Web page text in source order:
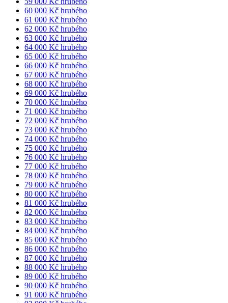
60 000 Kč hrubého
61 000 Kč hrubého
62 000 Kč hrubého
63 000 Kč hrubého
64 000 Kč hrubého
65 000 Kč hrubého
66 000 Kč hrubého
67 000 Kč hrubého
68 000 Kč hrubého
69 000 Kč hrubého
70 000 Kč hrubého
71 000 Kč hrubého
72 000 Kč hrubého
73 000 Kč hrubého
74 000 Kč hrubého
75 000 Kč hrubého
76 000 Kč hrubého
77 000 Kč hrubého
78 000 Kč hrubého
79 000 Kč hrubého
80 000 Kč hrubého
81 000 Kč hrubého
82 000 Kč hrubého
83 000 Kč hrubého
84 000 Kč hrubého
85 000 Kč hrubého
86 000 Kč hrubého
87 000 Kč hrubého
88 000 Kč hrubého
89 000 Kč hrubého
90 000 Kč hrubého
91 000 Kč hrubého